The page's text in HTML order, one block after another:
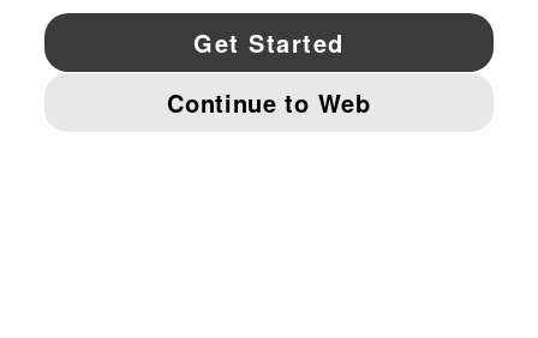
YouTube Twitter Pinterest
IMPRINT AND LEGAL DATA